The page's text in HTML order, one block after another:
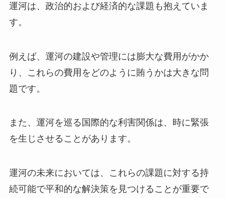
運河は、政治的および経済的な課題も抱えていま
す。
例えば、運河の建設や管理には膨大な費用がかか
り、これらの費用をどのように賄うかは大きな問
題です。
また、運河を巡る国際的な利害関係は、時に緊張
を生じさせることがあります。
運河の未来においては、これらの課題に対する持
続可能で平和的な解決策を見つけることが重要で